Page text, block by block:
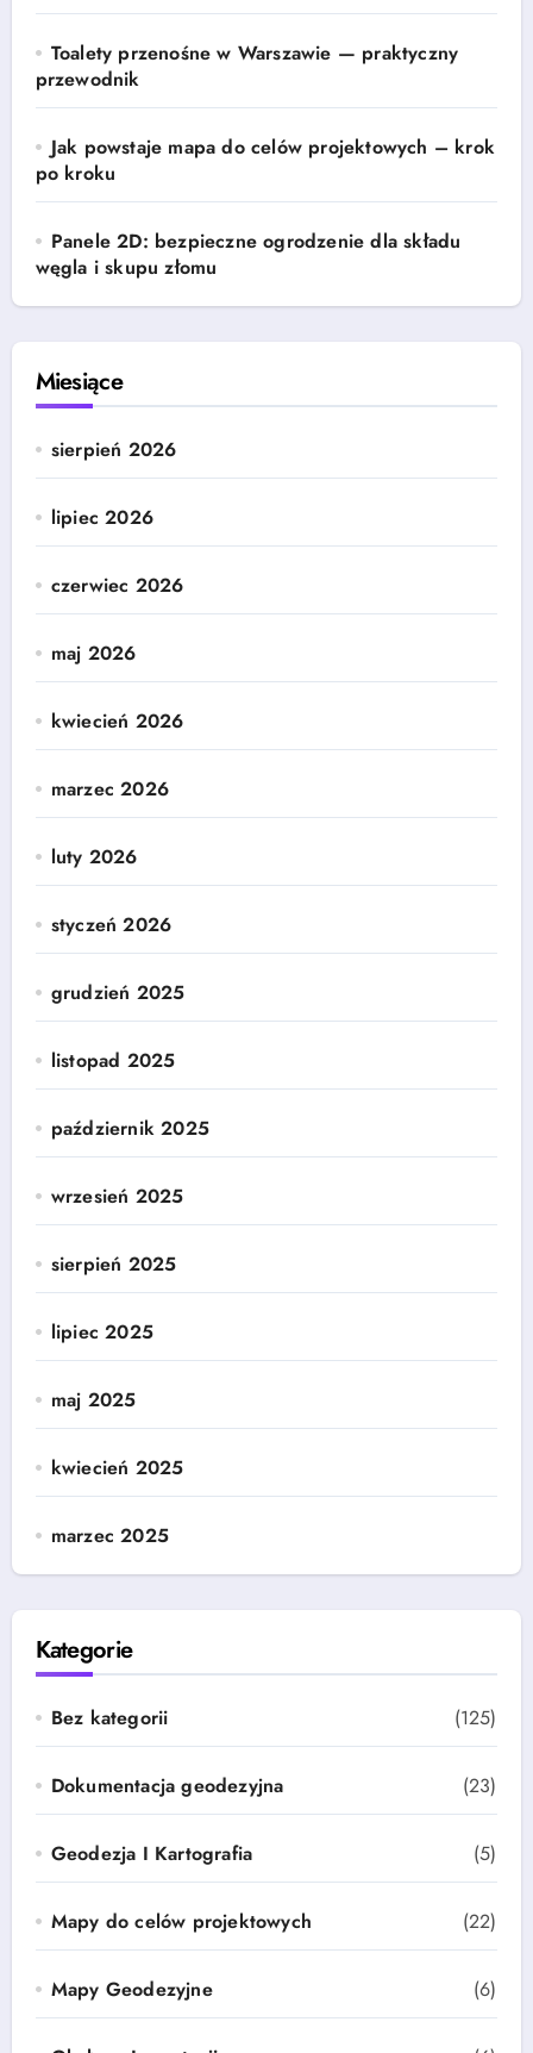
Toalety przenośne w Warszawie — praktyczny
przewodnik
Jak powstaje mapa do celów projektowych – krok
po kroku
Panele 2D: bezpieczne ogrodzenie dla składu
węgla i skupu złomu
Miesiące
sierpień 2026
lipiec 2026
czerwiec 2026
maj 2026
kwiecień 2026
marzec 2026
luty 2026
styczeń 2026
grudzień 2025
listopad 2025
październik 2025
wrzesień 2025
sierpień 2025
lipiec 2025
maj 2025
kwiecień 2025
marzec 2025
Kategorie
Bez kategorii (125)
Dokumentacja geodezyjna (23)
Geodezja I Kartografia (5)
Mapy do celów projektowych (22)
Mapy Geodezyjne (6)